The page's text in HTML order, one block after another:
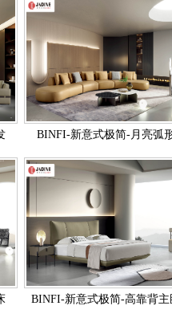
BINFI-新意式极简-月亮弧
BINFI-新意式极简-高靠背主